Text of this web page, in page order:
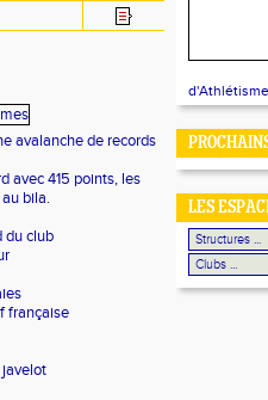
avalanche de records
avec 415 points, les
bila.
du club
française
javelot
LES